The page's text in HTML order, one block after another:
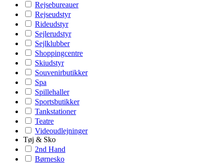
Rejsebureauer
Rejseudstyr
Rideudstyr
Sejlerudstyr
Sejlklubber
Shoppingcentre
Skiudstyr
Souvenirbutikker
Spa
Spillehaller
Sportsbutikker
Tankstationer
Teatre
Videoudlejninger
Tøj & Sko
2nd Hand
Børnesko